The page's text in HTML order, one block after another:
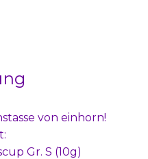
von einhorn!
Gr. S (10g)